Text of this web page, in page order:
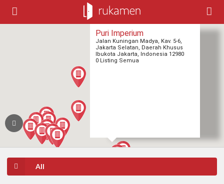
Puri Imperium
Jalan Kuningan Madya, Kav. 5-6,
Jakarta Selatan, Daerah Khusus
Ibukota Jakarta, Indonesia 12980
0 Listing Semua
All